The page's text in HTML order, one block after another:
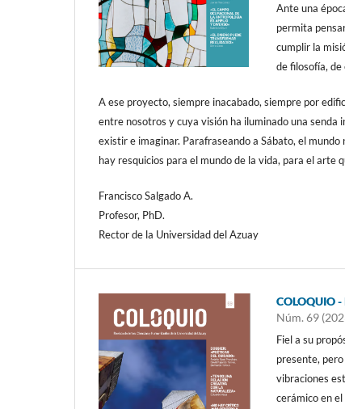
Ante una
permita
cumplir la
de filosofía,
A ese proyecto, siempre inacabado, siempre por
entre nosotros y cuya visión ha iluminado una
existir e imaginar. Parafraseando a Sábato, el
hay resquicios para el mundo de la vida, para el arte
Francisco Salgado A.
Profesor, PhD.
Rector de la Universidad del Azuay
COLOQUIO
Núm. 69
Fiel a su
presente,
vibraciones
cerámico en